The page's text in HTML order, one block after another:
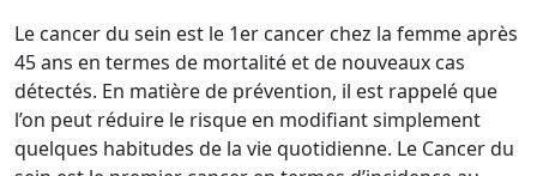
Le cancer du sein est le 1er cancer chez la femme après
45 ans en termes de mortalité et de nouveaux cas
détectés. En matière de prévention, il est rappelé que
l’on peut réduire le risque en modifiant simplement
quelques habitudes de la vie quotidienne. Le Cancer du